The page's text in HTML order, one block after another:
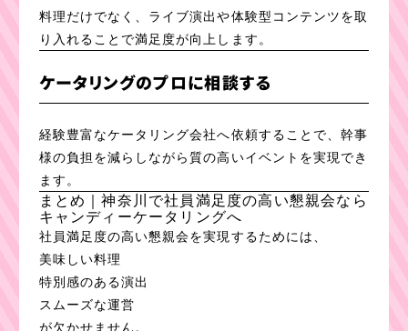
料理だけでなく、ライブ演出や体験型コンテンツを取
り入れることで満足度が向上します。
ケータリングのプロに相談する
経験豊富なケータリング会社へ依頼することで、幹事
様の負担を減らしながら質の高いイベントを実現でき
ます。
まとめ｜神奈川で社員満足度の高い懇親会なら
キャンディーケータリングへ
社員満足度の高い懇親会を実現するためには、
美味しい料理
特別感のある演出
スムーズな運営
が欠かせません。